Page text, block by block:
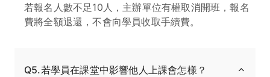
若報名人數不足10人，主辦單位有權取消開班，報名
費將全額退還，不會向學員收取手續費。
Q5.若學員在課堂中影響他人上課會怎樣？